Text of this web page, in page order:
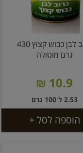
כרוב לבן כבוש קצוץ 430
גרם מוטולה
10.9 ₪
2.53 ל 100 גרם
הוספה לסל +